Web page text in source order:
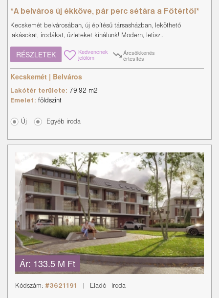
*A belváros új ékköve, pár perc sétára a Főtértől*
Kecskemét belvárosában, új építésű társasházban, leköthető
lakásokat, irodákat, üzleteket kínálunk! Modern, letisz...
RÉSZLETEK Kedvencnek
jelölöm
Árcsökkenés
értesítés
Kecskemét | Belváros
Lakótér területe:
79.92 m2
Emelet: földszint
Új Egyéb iroda
Ár: 133.5 M Ft
Kódszám: #3621191 Eladó - Iroda